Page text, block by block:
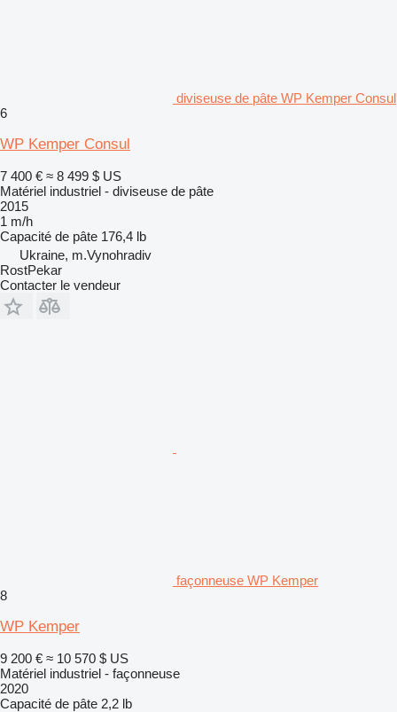
diviseuse de pâte WP Kemper Consul
6
WP Kemper Consul
7 400 € ≈ 8 499 $ US
Matériel industriel - diviseuse de pâte
2015
1 m/h
Capacité de pâte 176,4 lb
Ukraine, m.Vynohradiv
RostPekar
Contacter le vendeur
façonneuse WP Kemper
8
WP Kemper
9 200 € ≈ 10 570 $ US
Matériel industriel - façonneuse
2020
Capacité de pâte 2,2 lb